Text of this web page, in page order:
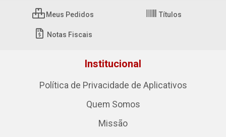
Meus Pedidos Títulos
Notas Fiscais
Institucional
Política de Privacidade de Aplicativos
Quem Somos
Missão